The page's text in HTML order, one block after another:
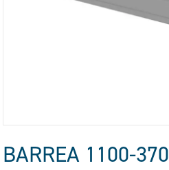
BARREA 1100-370